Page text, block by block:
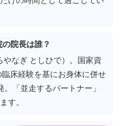
院長は誰？
なぎ としひで）。国家資
床経験を基にお身体に併せ
「並走するパートナー」
す。